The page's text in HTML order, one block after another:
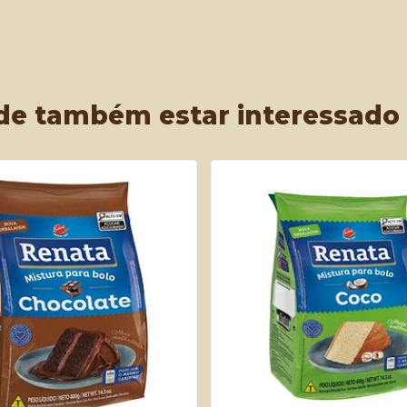
também estar interessado